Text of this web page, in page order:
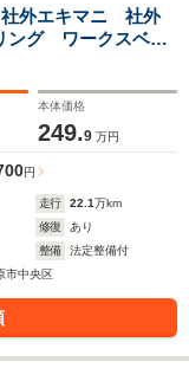
外エキマニ 社外
ング ワークスベル
社外後付タコメ
本体価格
249.9 万円
円
走行 22.1万km
修復
あり
整備
法定整備付
市中央区